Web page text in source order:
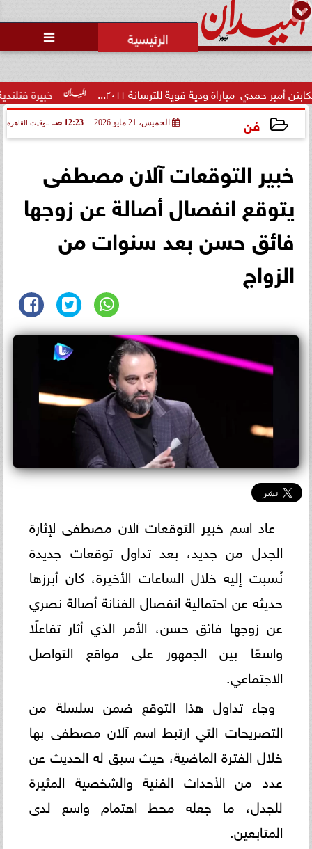

خبيرة فنلندية تُفجر مفاجأة: قوية للترسانة ٢٠١١...
فن الخميس، 21 مايو 2026 12:23 صـ بتوقيت القاهرة
خبير التوقعات آلان مصطفى
يتوقع انفصال أصالة عن زوجها
فائق حسن بعد سنوات من
الزواج
عاد اسم خبير التوقعات آلان مصطفى لإثارة
الجدل من جديد، بعد تداول توقعات جديدة
نُسبت إليه خلال الساعات الأخيرة، كان أبرزها
حديثه عن احتمالية انفصال الفنانة أصالة نصري
عن زوجها فائق حسن، الأمر الذي أثار تفاعلًا
واسعًا بين الجمهور على مواقع التواصل
الاجتماعي.
وجاء تداول هذا التوقع ضمن سلسلة من
التصريحات التي ارتبط اسم آلان مصطفى بها
خلال الفترة الماضية، حيث سبق له الحديث عن
عدد من الأحداث الفنية والشخصية المثيرة
للجدل، ما جعله محط اهتمام واسع لدى
المتابعين.
الاتحاد العربي للتطوع يرعى
مسابقة وسام الخير